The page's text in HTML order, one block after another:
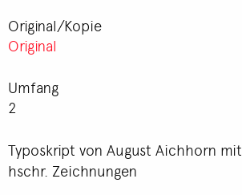
Original/Kopie
Original
Umfang
2
Typoskript von August Aichhorn mit
hschr. Zeichnungen